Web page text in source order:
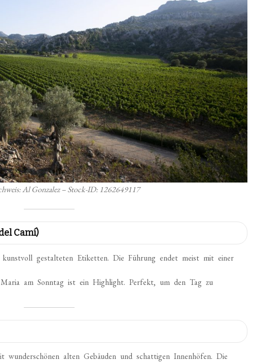
Al Gonzalez – Stock-ID: 1262649117
Camí)
gestalteten Etiketten. Die Führung endet meist mit einer
am Sonntag ist ein Highlight. Perfekt, um den Tag zu
wunderschönen alten Gebäuden und schattigen Innenhöfen. Die